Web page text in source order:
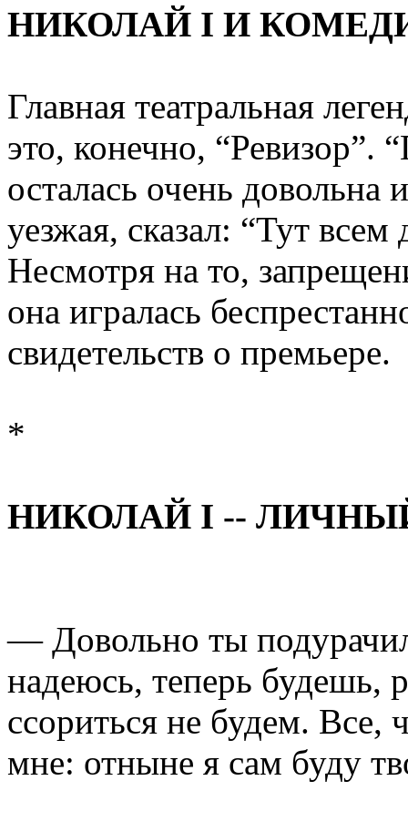
НИКОЛАЙ I И
Главная театральная
это, конечно, “Ревизор”.
осталась очень довольна
уезжая, сказал: “Тут всем
Несмотря на то,
она игралась
свидетельств о премьере.
*
НИКОЛАЙ I --
— Довольно ты
надеюсь, теперь будешь,
ссориться не будем.
мне: отныне я сам буду